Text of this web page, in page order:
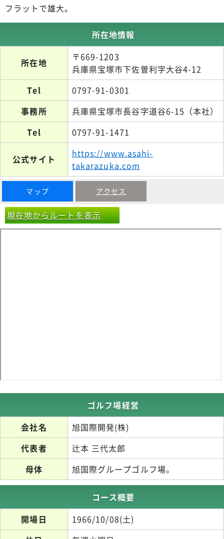
フラットで雄大。
所在地情報
所在地
〒669-1203
兵庫県宝塚市下佐曽利字大谷4-12
Tel
0797-91-0301
事務所
兵庫県宝塚市長谷字道谷6-15（本社）
Tel
0797-91-1471
公式サイト
https://www.asahi-
takarazuka.com
マップ アクセス
現在地からルートを表示
ゴルフ場経営
会社名
旭国際開発(株)
代表者
辻本 三代太郎
母体
旭国際グループゴルフ場。
コース概要
開場日
1966/10/08(土)